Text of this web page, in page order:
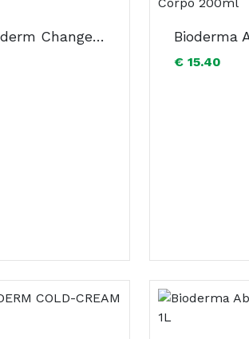
Bioderma Abcderm Change Intensif 75g
€ 15.40